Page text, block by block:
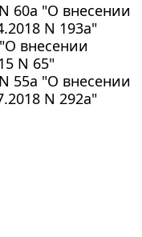
60а "О внесении
N 193а"
внесении
N 65"
55а "О внесении
N 292а"